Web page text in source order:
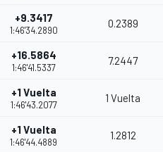
+9.3417
1:46'34.2890
0.2389
+16.5864
1:46'41.5337
7.2447
+1 Vuelta
1:46'43.2077
1 Vuelta
+1 Vuelta
1:46'44.4889
1.2812